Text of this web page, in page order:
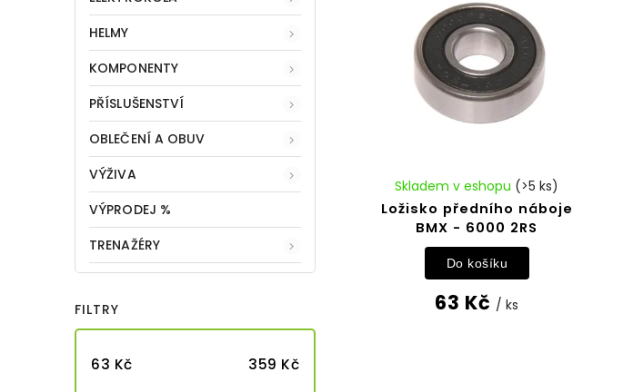
HELMY
KOMPONENTY
PŘÍSLUŠENSTVÍ
OBLEČENÍ A OBUV
VÝŽIVA
VÝPRODEJ %
TRENAŽÉRY
FILTRY
63 Kč 359 Kč
Ložisko předního náboje
BMX - 6000 2RS
Skladem v eshopu (>5 ks)
63 Kč / ks
Do košíku